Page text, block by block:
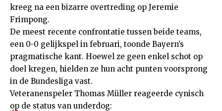
kreeg na een bizarre overtreding op Jeremie
Frimpong.
De meest recente confrontatie tussen beide teams,
een 0-0 gelijkspel in februari, toonde Bayern’s
pragmatische kant. Hoewel ze geen enkel schot op
doel kregen, hielden ze hun acht punten voorsprong
in de Bundesliga vast.
Veteranenspeler Thomas Müller reageerde cynisch
op de status van underdog: